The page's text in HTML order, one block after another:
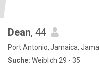
Dean, 44
Port Antonio, Jamaica,
Suche: Weiblich 29 - 35